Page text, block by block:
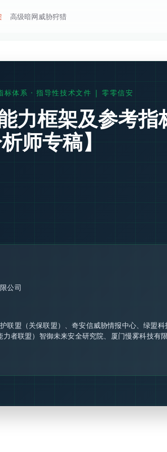
高级暗网威胁狩猎
标体系 · 指导性技术文件 | 零零信安
力框架及参考指
师专稿】
公司
联盟（关保联盟）、奇安信威胁情报中心、绿盟
者联盟）智御未来安全研究院、厦门慢雾科技有